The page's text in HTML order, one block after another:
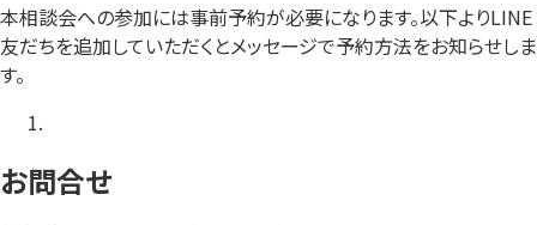
本相談会への参加には事前予約が必要になります。以下よりLINE
友だちを追加していただくとメッセージで予約方法をお知らせしま
す。
お問合せ